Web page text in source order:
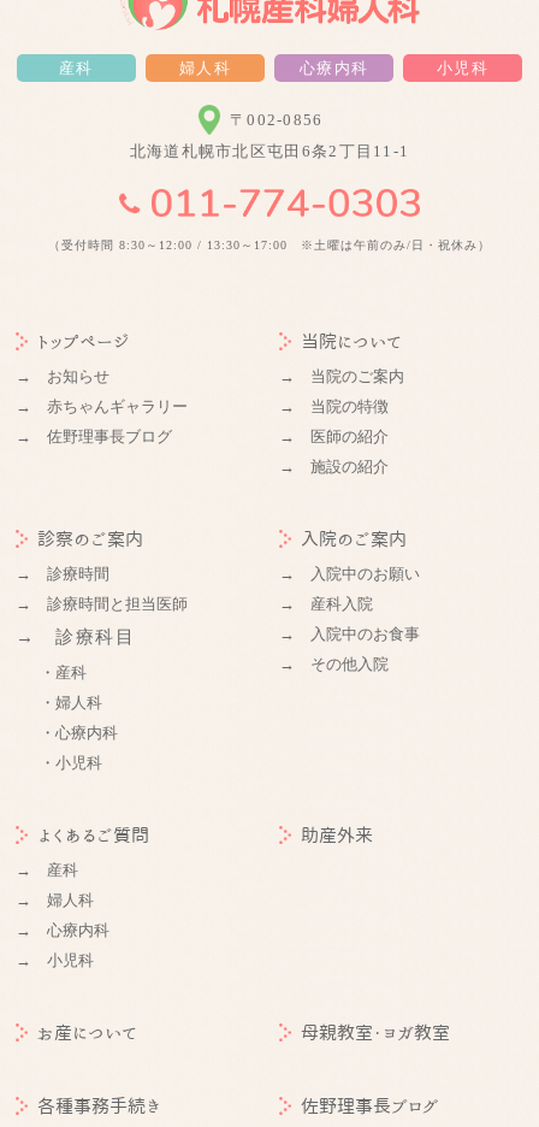
産科 婦人科 心療内科 小児科
〒002-0856
北海道札幌市北区屯田6条2丁目11-1
（受付時間 8:30～12:00 / 13:30～17:00 ※土曜は午前のみ/日・祝休み）
トップページ
→ お知らせ
→ 赤ちゃんギャラリー
→ 佐野理事長ブログ
当院について
→ 当院のご案内
→ 当院の特徴
→ 医師の紹介
→ 施設の紹介
診察のご案内
→ 診療時間
→ 診療時間と担当医師
→ 診療科目
・産科
・婦人科
・心療内科
・小児科
入院のご案内
→ 入院中のお願い
→ 産科入院
→ 入院中のお食事
→ その他入院
よくあるご質問
→ 産科
→ 婦人科
→ 心療内科
→ 小児科
助産外来
お産について 母親教室・ヨガ教室
各種事務手続き 佐野理事長ブログ